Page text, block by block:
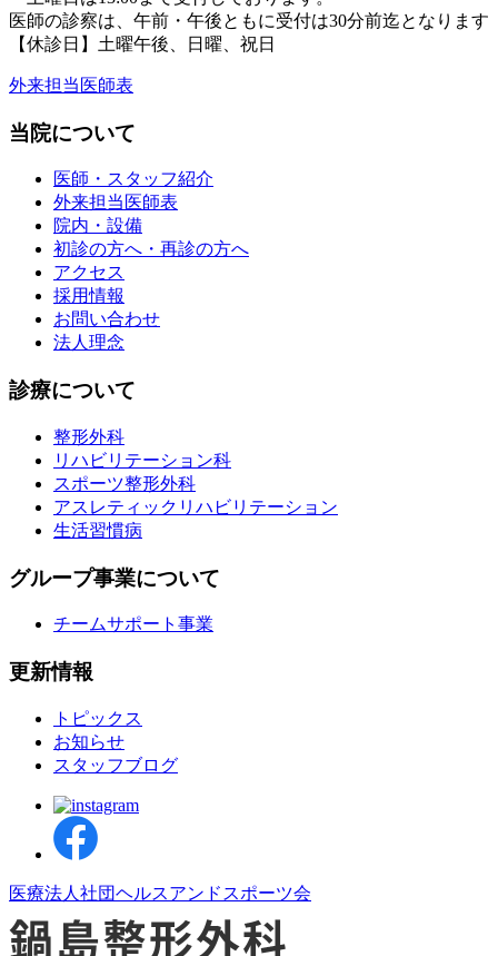
医師の診察は、午前・午後ともに受付は30分前迄となります
【休診日】土曜午後、日曜、祝日
外来担当医師表
当院について
医師・スタッフ紹介
外来担当医師表
院内・設備
初診の方へ・再診の方へ
アクセス
採用情報
お問い合わせ
法人理念
診療について
整形外科
リハビリテーション科
スポーツ整形外科
アスレティックリハビリテーション
生活習慣病
グループ事業について
チームサポート事業
更新情報
トピックス
お知らせ
スタッフブログ
医療法人社団ヘルスアンドスポーツ会